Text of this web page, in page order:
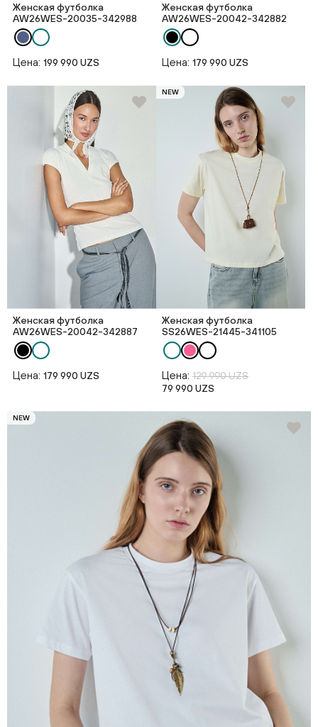
Женская футболка
AW26WES-20035-342988
Цена: 199 990 UZS
Женская футболка
AW26WES-20042-342882
Цена: 179 990 UZS
Женская футболка
AW26WES-20042-342887
Цена: 179 990 UZS
NEW
Женская футболка
SS26WES-21445-341105
Цена: 129 990 UZS
79 990 UZS
NEW